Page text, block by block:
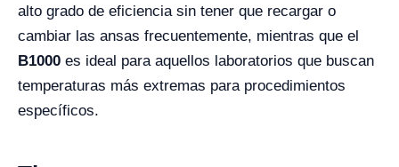
alto grado de eficiencia sin tener que recargar o
cambiar las ansas frecuentemente, mientras que el
B1000 es ideal para aquellos laboratorios que buscan
temperaturas más extremas para procedimientos
específicos.